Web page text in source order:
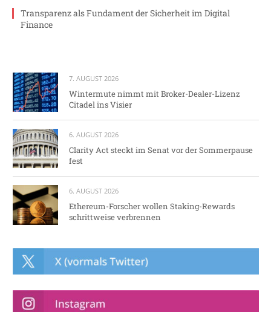
Transparenz als Fundament der Sicherheit im Digital
Finance
7. AUGUST 2026
Wintermute nimmt mit Broker-Dealer-Lizenz
Citadel ins Visier
6. AUGUST 2026
Clarity Act steckt im Senat vor der Sommerpause
fest
6. AUGUST 2026
Ethereum-Forscher wollen Staking-Rewards
schrittweise verbrennen